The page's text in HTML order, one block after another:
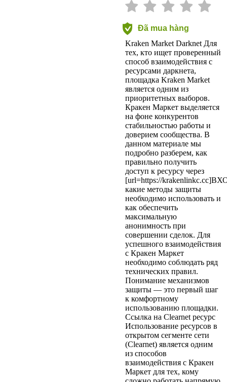
Đã mua hàng
Kraken Market Darknet Для
тех, кто ищет проверенный
способ взаимодействия с
ресурсами даркнета,
площадка Kraken Market
является одним из
приоритетных выборов.
Кракен Маркет выделяется
на фоне конкурентов
стабильностью работы и
доверием сообщества. В
данном материале мы
подробно разберем, как
правильно получить
доступ к ресурсу через
[url=https://
какие методы защиты
необходимо использовать и
как обеспечить
максимальную
анонимность при
совершении сделок. Для
успешного взаимодействия
с Кракен Маркет
необходимо соблюдать ряд
технических правил.
Понимание механизмов
защиты — это первый шаг
к комфортному
использованию площадки.
Ссылка на Clearnet ресурс
Использование ресурсов в
открытом сегменте сети
(Clearnet) является одним
из способов
взаимодействия с Кракен
Маркет для тех, кому